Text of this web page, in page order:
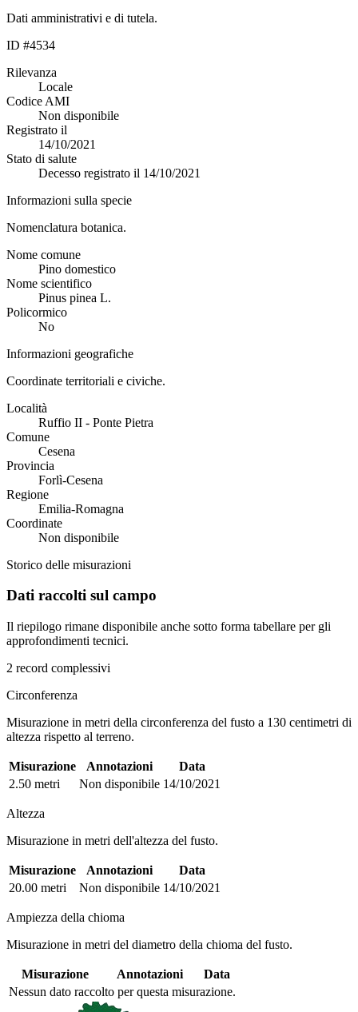
Dati amministrativi e di tutela.
ID #4534
Rilevanza
Locale
Codice AMI
Non disponibile
Registrato il
14/10/2021
Stato di salute
Decesso registrato il 14/10/2021
Informazioni sulla specie
Nomenclatura botanica.
Nome comune
Pino domestico
Nome scientifico
Pinus pinea L.
Policormico
No
Informazioni geografiche
Coordinate territoriali e civiche.
Località
Ruffio II - Ponte Pietra
Comune
Cesena
Provincia
Forlì-Cesena
Regione
Emilia-Romagna
Coordinate
Non disponibile
Storico delle misurazioni
Dati raccolti sul campo
Il riepilogo rimane disponibile anche sotto forma tabellare per gli
approfondimenti tecnici.
2 record complessivi
Circonferenza
Misurazione in metri della circonferenza del fusto a 130 centimetri di
altezza rispetto al terreno.
Misurazione Annotazioni
Data
2.50 metri
Non disponibile 14/10/2021
Altezza
Misurazione in metri dell'altezza del fusto.
Misurazione Annotazioni
Data
20.00 metri
Non disponibile 14/10/2021
Ampiezza della chioma
Misurazione in metri del diametro della chioma del fusto.
Misurazione Annotazioni
Data
Nessun dato raccolto per questa misurazione.